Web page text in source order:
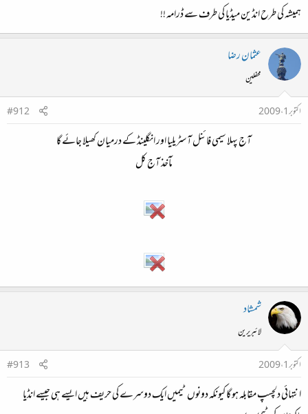
ہمیشہ کی طرح انڈین میڈیا کی طرف سے ڈرامہ !!
عثمان رضا
محفلین
اکتوبر 1، 2009
#912
آج پہلا سیمی فائنل آسٹریلیا اور انگلینڈ کے درمیان کھیلا جائے گا
مآخذ آج کل
شمشاد
لائبریرین
اکتوبر 1، 2009
#913
انتہائی دلچسپ مقابلہ ہو گا کیونکہ دونوں ٹیمیں ایک دوسرے کی حریف ہیں ایسے ہی جیسے انڈیا